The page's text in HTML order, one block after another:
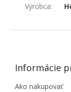
Výrobca:
ZÁPÄTIE
Informácie
Ako nakupovať